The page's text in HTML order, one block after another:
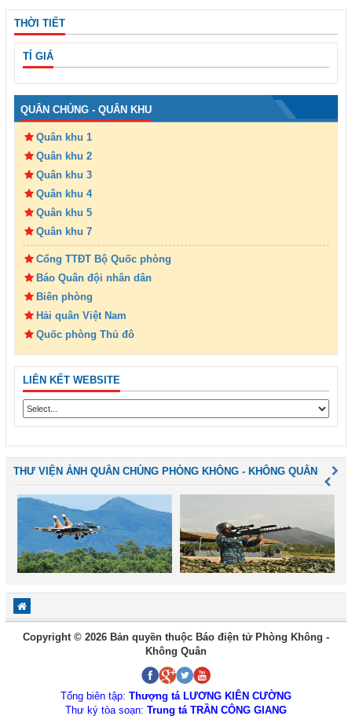
THỜI TIẾT
TỈ GIÁ
QUÂN CHỦNG - QUÂN KHU
Quân khu 1
Quân khu 2
Quân khu 3
Quân khu 4
Quân khu 5
Quân khu 7
Cổng TTĐT Bộ Quốc phòng
Báo Quân đội nhân dân
Biên phòng
Hải quân Việt Nam
Quốc phòng Thủ đô
LIÊN KẾT WEBSITE
THƯ VIỆN ẢNH QUÂN CHỦNG PHÒNG KHÔNG - KHÔNG QUÂN
Copyright © 2026 Bản quyền thuộc Báo điện tử Phòng Không -
Không Quân
Tổng biên tập: Thượng tá LƯƠNG KIÊN CƯỜNG
Thư ký tòa soạn: Trung tá TRẦN CÔNG GIANG